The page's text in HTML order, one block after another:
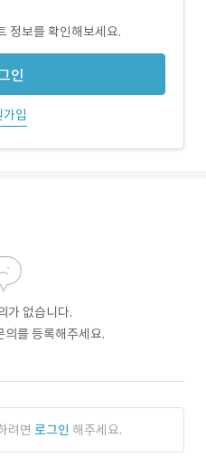
정보를 확인해보세요.
인
가입
가 없습니다.
의를 등록해주세요.
려면 로그인 해주세요.